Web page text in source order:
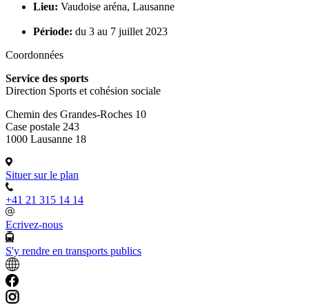
Lieu: Vaudoise aréna, Lausanne
Période: du 3 au 7 juillet 2023
Coordonnées
Service des sports
Direction Sports et cohésion sociale
Chemin des Grandes-Roches 10
Case postale 243
1000 Lausanne 18
Situer sur le plan
+41 21 315 14 14
Ecrivez-nous
S'y rendre en transports publics